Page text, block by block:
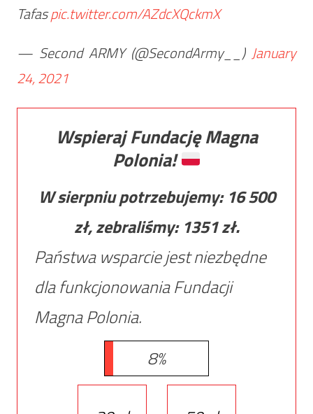
Tafaspic.twitter.com/AZdcXQckmX
— Second ARMY (@SecondArmy__)January
24, 2021
Wspieraj Fundację Magna
Polonia!
W sierpniu potrzebujemy: 16 500
zł, zebraliśmy: 1351zł.
Państwa wsparcie jest niezbędne
dla funkcjonowania Fundacji
Magna Polonia.
8%